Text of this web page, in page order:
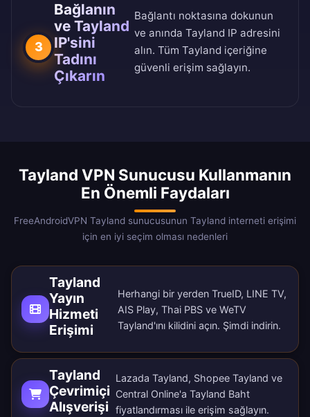
3
Bağlanın
ve Tayland
IP'sini
Tadını
Çıkarın
Bağlantı noktasına dokunun
ve anında Tayland IP adresini
alın. Tüm Tayland içeriğine
güvenli erişim sağlayın.
Tayland VPN Sunucusu Kullanmanın
En Önemli Faydaları
FreeAndroidVPN Tayland sunucusunun Tayland interneti erişimi
için en iyi seçim olması nedenleri
Tayland
Yayın
Hizmeti
Erişimi
Herhangi bir yerden TrueID, LINE TV,
AIS Play, Thai PBS ve WeTV
Tayland'ını kilidini açın. Şimdi indirin.
Tayland
Çevrimiçi
Alışverişi
Lazada Tayland, Shopee Tayland ve
Central Online'a Tayland Baht
fiyatlandırması ile erişim sağlayın.